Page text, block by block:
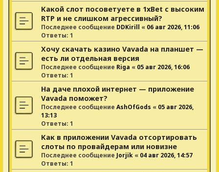
Какой слот посоветуете в 1xBet с высоким
RTP и не слишком агрессивный?
Последнее сообщение DDKirill « 06 авг 2026, 11:06
Ответы: 1
Хочу скачать казино Vavada на планшет —
есть ли отдельная версия
Последнее сообщение Riga « 05 авг 2026, 16:06
Ответы: 1
На даче плохой интернет — приложение
Vavada поможет?
Последнее сообщение AshOfGods « 05 авг 2026,
13:13
Ответы: 1
Как в приложении Vavada отсортировать
слоты по провайдерам или новизне
Последнее сообщение Jorjik « 04 авг 2026, 14:57
Ответы: 1